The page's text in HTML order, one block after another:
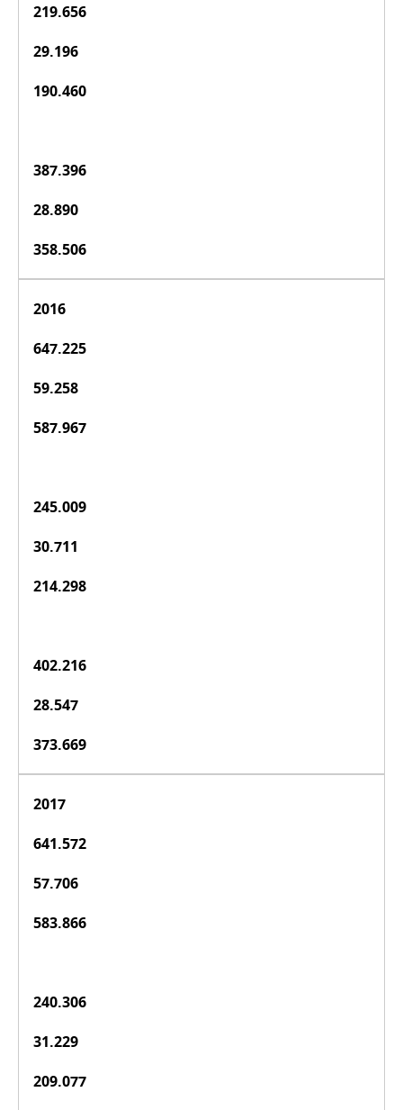
219.656
29.196
190.460
387.396
28.890
358.506
2016
647.225
59.258
587.967
245.009
30.711
214.298
402.216
28.547
373.669
2017
641.572
57.706
583.866
240.306
31.229
209.077